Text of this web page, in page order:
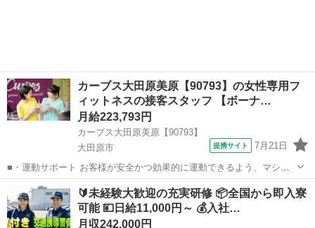
カーブス大田原美原【90793】の女性専用フ
ィットネスの接客スタッフ 【ボーナ…
月給223,793円
カーブス大田原美原【90793】
大田原市
提携サイト 7月21日
■・運動サポート お客様が安全かつ効果的に運動できるよう、マシン
の使い方をアドバイスします。運動が初めての方や苦手な方がほとん
どなので、難しい指導はありません。「今日はこの動きを意識しまし
ょう！」といったお声がけをしながら、...
栃木 大田原市 その他
🔰未経験大歓迎の充実研修 📦全国から即入寮
可能 💴日給11,000円～ 💰入社…
月収242,000円